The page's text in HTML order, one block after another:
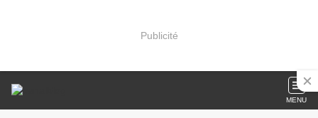
Publicité
MENU